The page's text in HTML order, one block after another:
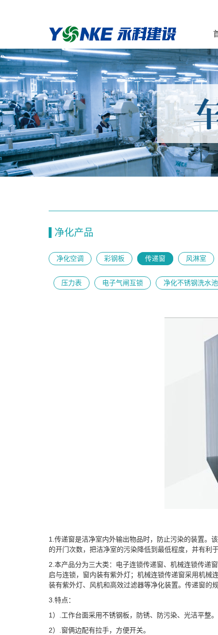
净化产品
净化空调 彩钢板 传递窗 风淋室
压力表 电子气闸互锁 净化不锈钢洗水池
1.传递窗是洁净室内外输出物品时，防止污染的装置。
的开门次数，把洁净室的污染降低到最低程度，并有利
2.本产品分为三大类：电子连锁传递窗、机械连锁传递
启与连锁，窗内装有紫外灯；机械连锁传递窗采用机械
装有紫外灯、风机和高效过滤器等净化装置。传递窗的
3.特点：
1）.工作台面采用不锈钢板，防锈、防污染、光洁平整。
2）.窗俩边配有拉手，方便开关。